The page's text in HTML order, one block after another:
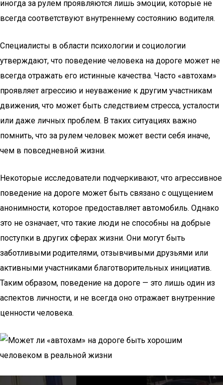
иногда за рулем проявляются лишь эмоции, которые не
всегда соответствуют внутреннему состоянию водителя.
Специалисты в области психологии и социологии
утверждают, что поведение человека на дороге может не
всегда отражать его истинные качества. Часто «автохам»
проявляет агрессию и неуважение к другим участникам
движения, что может быть следствием стресса, усталости
или даже личных проблем. В таких ситуациях важно
помнить, что за рулем человек может вести себя иначе,
чем в повседневной жизни.
Некоторые исследователи подчеркивают, что агрессивное
поведение на дороге может быть связано с ощущением
анонимности, которое предоставляет автомобиль. Однако
это не означает, что такие люди не способны на добрые
поступки в других сферах жизни. Они могут быть
заботливыми родителями, отзывчивыми друзьями или
активными участниками благотворительных инициатив.
Таким образом, поведение на дороге — это лишь один из
аспектов личности, и не всегда оно отражает внутренние
ценности человека.